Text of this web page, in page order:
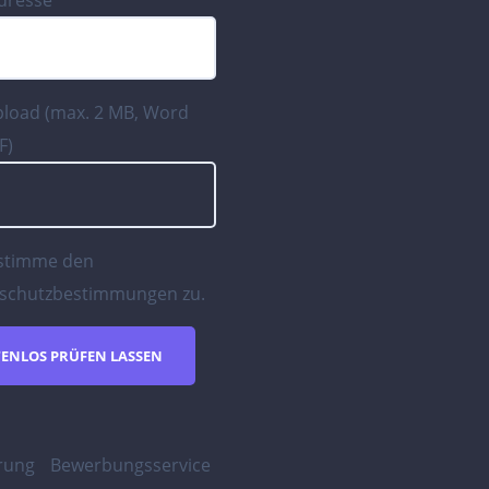
(max. 2 MB, Word
den
zu.
Bewerbungsservice